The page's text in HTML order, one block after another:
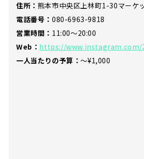
住所： 熊本市中央区上林町1-30マーケ
電話番号： 080-6963-9818
営業時間： 11:00〜20:00
Web： https://www.instagram.com/
一人当たりの予算：〜¥1,000